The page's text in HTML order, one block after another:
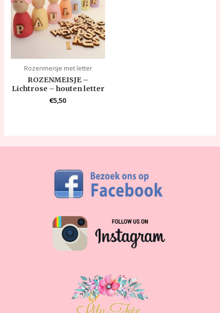
Rozenmeisje met letter
ROZENMEISJE –
Lichtrose – houten letter
€5,50